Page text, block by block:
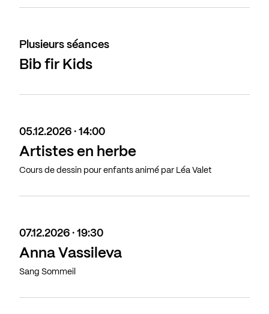
Plusieurs séances
Bib fir Kids
05.12.2026 · 14:00
Artistes en herbe
Cours de dessin pour enfants animé par Léa Valet
07.12.2026 · 19:30
Anna Vassileva
Sang Sommeil